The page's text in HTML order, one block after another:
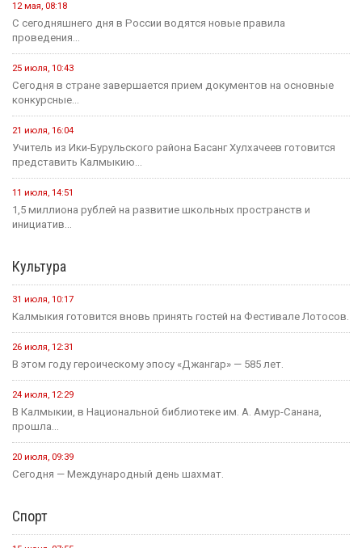
12 мая, 08:18
С сегодняшнего дня в России водятся новые правила
проведения...
25 июля, 10:43
Сегодня в стране завершается прием документов на основные
конкурсные...
21 июля, 16:04
Учитель из Ики-Бурульского района Басанг Хулхачеев готовится
представить Калмыкию...
11 июля, 14:51
1,5 миллиона рублей на развитие школьных пространств и
инициатив...
Культура
31 июля, 10:17
Калмыкия готовится вновь принять гостей на Фестивале Лотосов.
26 июля, 12:31
В этом году героическому эпосу «Джангар» — 585 лет.
24 июля, 12:29
В Калмыкии, в Национальной библиотеке им. А. Амур-Санана,
прошла...
20 июля, 09:39
Сегодня — Международный день шахмат.
Спорт